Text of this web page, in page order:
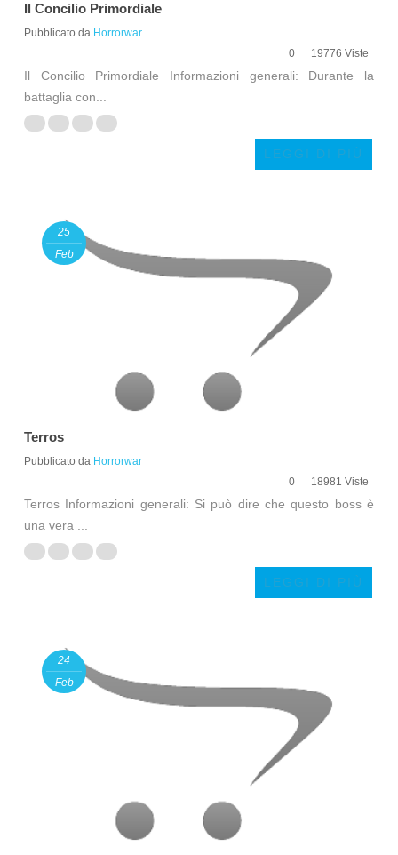
Il Concilio Primordiale
Pubblicato da Horrorwar
0
19776 Viste
Il Concilio Primordiale Informazioni generali: Durante la
battaglia con...
LEGGI DI PIÙ
25
Feb
Terros
Pubblicato da Horrorwar
0
18981 Viste
Terros Informazioni generali: Si può dire che questo boss è
una vera ...
LEGGI DI PIÙ
24
Feb